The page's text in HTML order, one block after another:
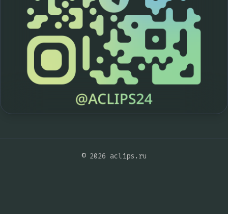
© 2026 aclips.ru